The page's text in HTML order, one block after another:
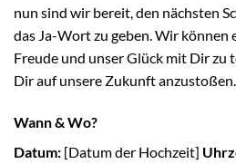
nun sind wir bereit, den nächsten
das Ja-Wort zu geben. Wir können
Freude und unser Glück mit Dir zu
Dir auf unsere Zukunft anzustoßen.
Wann & Wo?
Datum: [Datum der Hochzeit]